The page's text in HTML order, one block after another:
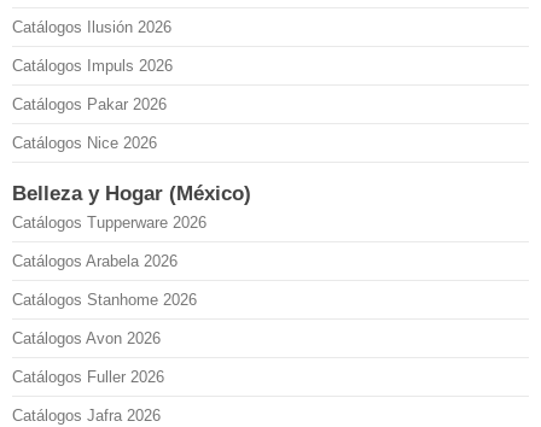
Catálogos Ilusión 2026
Catálogos Impuls 2026
Catálogos Pakar 2026
Catálogos Nice 2026
Belleza y Hogar (México)
Catálogos Tupperware 2026
Catálogos Arabela 2026
Catálogos Stanhome 2026
Catálogos Avon 2026
Catálogos Fuller 2026
Catálogos Jafra 2026